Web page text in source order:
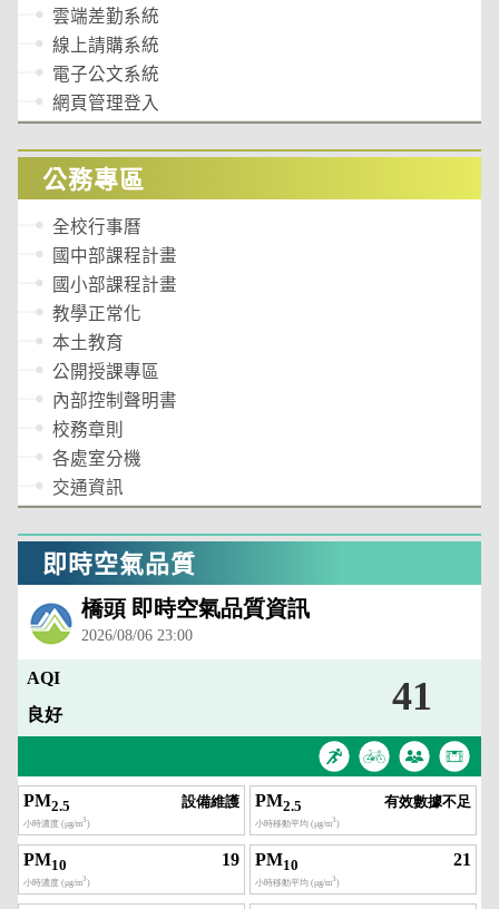
雲端差勤系統
線上請購系統
電子公文系統
網頁管理登入
公務專區
全校行事曆
國中部課程計畫
國小部課程計畫
教學正常化
本土教育
公開授課專區
內部控制聲明書
校務章則
各處室分機
交通資訊
即時空氣品質